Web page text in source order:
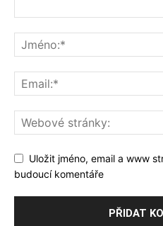
Uložit jméno, email a www
budoucí komentáře